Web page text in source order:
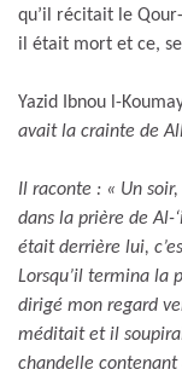
qu’il récitait le
il était mort et ce,
Yazid Ibnou l-
avait la crainte de
Il raconte : « Un
dans la prière de Al-
était derrière lui,
Lorsqu’il termina la
dirigé mon regard
méditait et il
chandelle